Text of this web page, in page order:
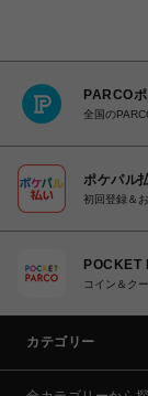
PARCO
全国の
ポケパル
初回登録＆
POCKET
コイン＆ク
カテゴリー